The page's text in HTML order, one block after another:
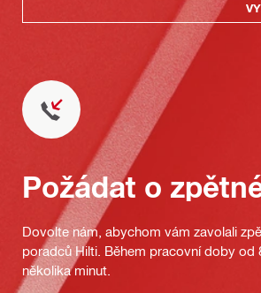
Požádat o
Dovolte nám, abychom vám zavolali
poradců Hilti. Během pracovní doby
několika minut.